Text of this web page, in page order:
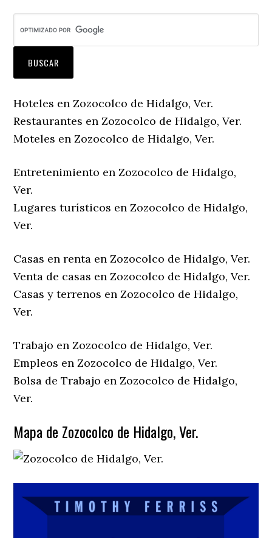
Hoteles en Zozocolco de Hidalgo, Ver.
Restaurantes en Zozocolco de Hidalgo, Ver.
Moteles en Zozocolco de Hidalgo, Ver.
Entretenimiento en Zozocolco de Hidalgo,
Ver.
Lugares turísticos en Zozocolco de Hidalgo,
Ver.
Casas en renta en Zozocolco de Hidalgo, Ver.
Venta de casas en Zozocolco de Hidalgo, Ver.
Casas y terrenos en Zozocolco de Hidalgo,
Ver.
Trabajo en Zozocolco de Hidalgo, Ver.
Empleos en Zozocolco de Hidalgo, Ver.
Bolsa de Trabajo en Zozocolco de Hidalgo,
Ver.
Mapa de Zozocolco de Hidalgo, Ver.